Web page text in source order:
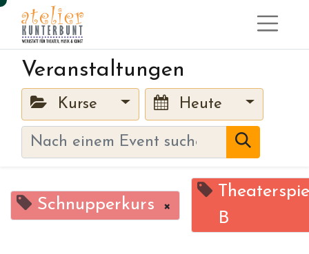
Veranstaltungen
Kurse Heute
Schnupperkurs ×
B